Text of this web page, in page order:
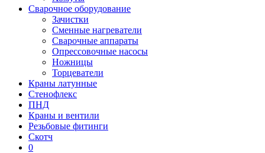
Сварочное оборудование
Зачистки
Сменные нагреватели
Сварочные аппараты
Опрессовочные насосы
Ножницы
Торцеватели
Краны латунные
Стенофлекс
ПНД
Краны и вентили
Резьбовые фитинги
Скотч
0